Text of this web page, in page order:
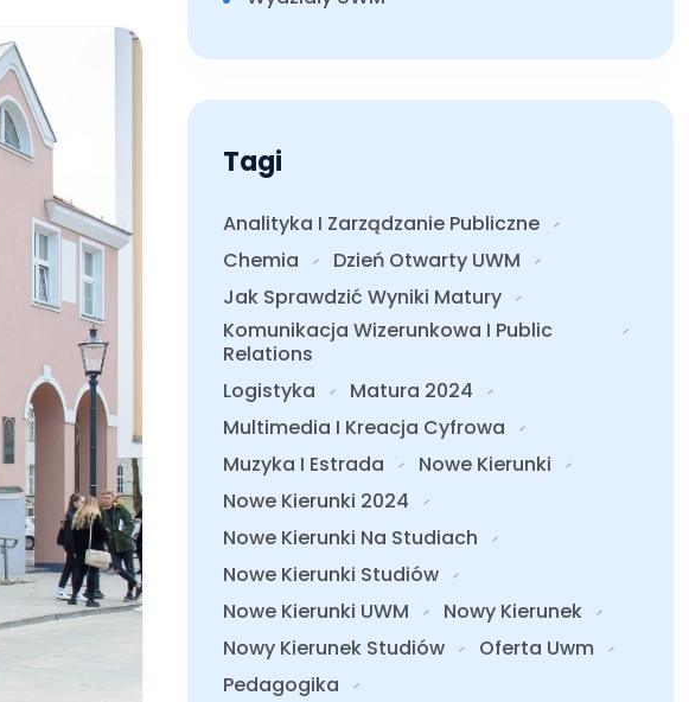
Tagi
Analityka I Zarządzanie Publiczne
Chemia
Dzień Otwarty UWM
Jak Sprawdzić Wyniki Matury
Komunikacja Wizerunkowa I Public
Relations
Logistyka
Matura 2024
Multimedia I Kreacja Cyfrowa
Muzyka I Estrada
Nowe Kierunki
Nowe Kierunki 2024
Nowe Kierunki Na Studiach
Nowe Kierunki Studiów
Nowe Kierunki UWM
Nowy Kierunek
Nowy Kierunek Studiów
Oferta Uwm
Pedagogika